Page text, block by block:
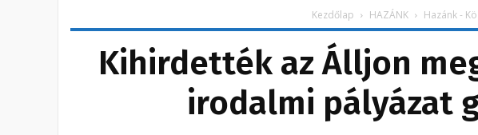
Kezdőlap HAZÁNK Hazánk -
Kihirdették az Álljon
irodalmi pályázat